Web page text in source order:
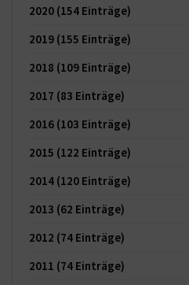
2020 (154 Einträge)
2019 (155 Einträge)
2018 (109 Einträge)
2017 (83 Einträge)
2016 (103 Einträge)
2015 (122 Einträge)
2014 (120 Einträge)
2013 (62 Einträge)
2012 (74 Einträge)
2011 (74 Einträge)